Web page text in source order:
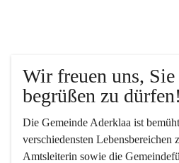
Wir freuen uns,
begrüßen zu dürfen!
Die Gemeinde Aderklaa ist
verschiedensten Lebensbereichen
Amtsleiterin sowie die